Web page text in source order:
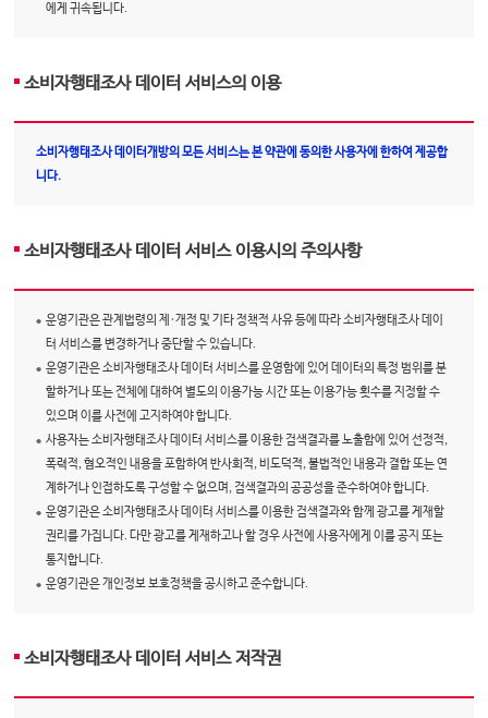
에게 귀속됩니다.
소비자행태조사 데이터 서비스의 이용
소비자행태조사 데이터개방의 모든 서비스는 본 약관에 동의한 사용자에 한하여 제공합
니다.
소비자행태조사 데이터 서비스 이용시의 주의사항
운영기관은 관계법령의 제·개정 및 기타 정책적 사유 등에 따라 소비자행태조사 데이
터 서비스를 변경하거나 중단할 수 있습니다.
운영기관은 소비자행태조사 데이터 서비스를 운영함에 있어 데이터의 특정 범위를 분
할하거나 또는 전체에 대하여 별도의 이용가능 시간 또는 이용가능 횟수를 지정할 수
있으며 이를 사전에 고지하여야 합니다.
사용자는 소비자행태조사 데이터 서비스를 이용한 검색결과를 노출함에 있어 선정적,
폭력적, 혐오적인 내용을 포함하여 반사회적, 비도덕적, 불법적인 내용과 결합 또는 연
계하거나 인접하도록 구성할 수 없으며, 검색결과의 공공성을 준수하여야 합니다.
운영기관은 소비자행태조사 데이터 서비스를 이용한 검색결과와 함께 광고를 게재할
권리를 가집니다. 다만 광고를 게재하고나 할 경우 사전에 사용자에게 이를 공지 또는
통지합니다.
운영기관은 개인정보 보호정책을 공시하고 준수합니다.
소비자행태조사 데이터 서비스 저작권